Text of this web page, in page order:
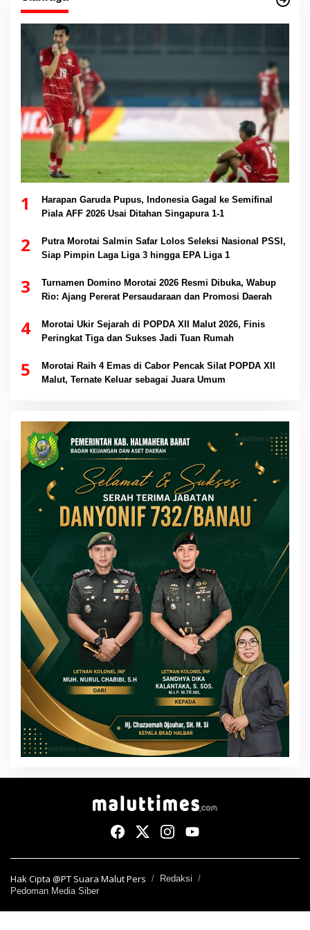
1
Harapan Garuda Pupus, Indonesia Gagal ke Semifinal
Piala AFF 2026 Usai Ditahan Singapura 1-1
2
Putra Morotai Salmin Safar Lolos Seleksi Nasional PSSI,
Siap Pimpin Laga Liga 3 hingga EPA Liga 1
3
Turnamen Domino Morotai 2026 Resmi Dibuka, Wabup
Rio: Ajang Pererat Persaudaraan dan Promosi Daerah
4
Morotai Ukir Sejarah di POPDA XII Malut 2026, Finis
Peringkat Tiga dan Sukses Jadi Tuan Rumah
5
Morotai Raih 4 Emas di Cabor Pencak Silat POPDA XII
Malut, Ternate Keluar sebagai Juara Umum
Hak Cipta @PT Suara Malut Pers
Redaksi
Pedoman Media Siber